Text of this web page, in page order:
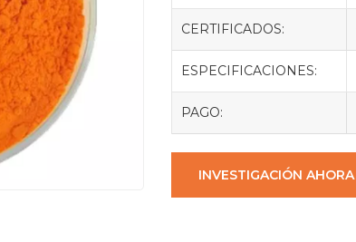
CERTIFICADOS:
ESPECIFICACIONES:
PAGO:
INVESTIGACIÓN AHORA